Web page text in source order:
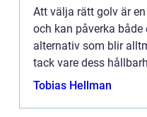
Att välja rätt golv är
och kan påverka
alternativ som blir
tack vare dess
utse...
Tobias Hellman